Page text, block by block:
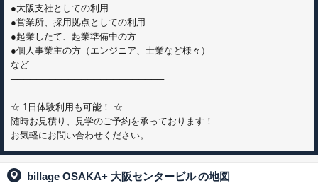
●大阪支社としての利用
●営業所、採用拠点としての利用
●起業したて、起業準備中の方
●個人事業主の方（エンジニア、士業など様々）
など
────────────────────────
☆ 1日体験利用も可能！ ☆
随時お見積り、見学のご予約を承っております！
お気軽にお問い合わせください。
billage OSAKA+ 大阪センタービルの地図